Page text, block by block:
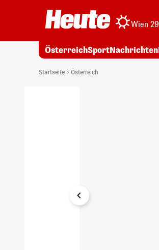
Wien
ÖsterreichSportNachrichten
Startseite Österreich